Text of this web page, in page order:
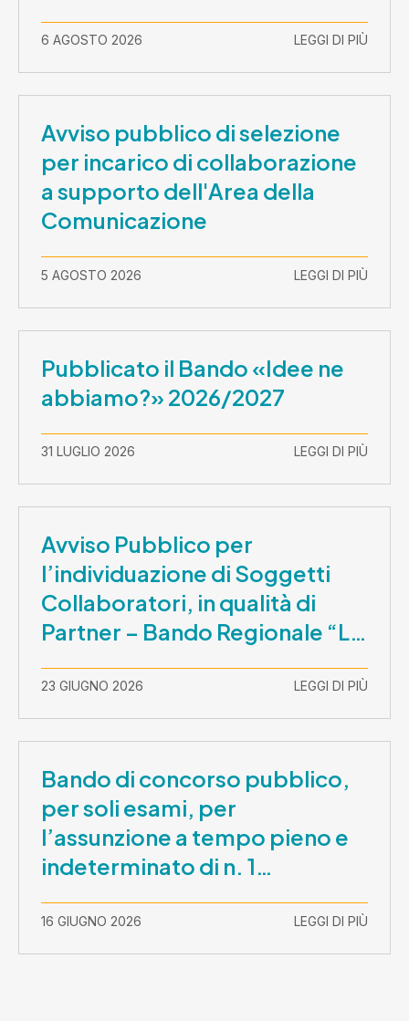
2026-30 settembre 2029
6 AGOSTO 2026 LEGGI DI PIÙ
Avviso pubblico di selezione
per incarico di collaborazione
a supporto dell'Area della
Comunicazione
5 AGOSTO 2026 LEGGI DI PIÙ
Pubblicato il Bando «Idee ne
abbiamo?» 2026/2027
31 LUGLIO 2026 LEGGI DI PIÙ
Avviso Pubblico per
l’individuazione di Soggetti
Collaboratori, in qualità di
Partner – Bando Regionale “La
Lombardia è dei Giovani 2026”
– CUP E81B26000210003
23 GIUGNO 2026 LEGGI DI PIÙ
Bando di concorso pubblico,
per soli esami, per
l’assunzione a tempo pieno e
indeterminato di n. 1
Assistente Sociale –
Comunicazione prova scritta e
prova orale
16 GIUGNO 2026 LEGGI DI PIÙ